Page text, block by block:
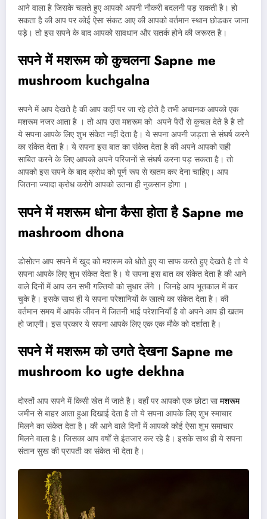
आने वाला है जिसके चलते हुए आपको अपनी नौकरी बदलनी पड़ सकती है। हो
सकता है की आप पर कोई ऐसा संकट आए की आपको वर्तमान स्थान छोडकर जाना
पड़े। तो इस सपने के बाद आपको सावधान और सतर्क होने की जरूरत है।
सपने में मशरूम को कुचलनाSapne me
mushroom kuchgalna
सपने में आप देखते है की आप कहीं पर जा रहे होते है तभी अचानक आपको एक
मशरूम नजर आता है । तो आप उस मशरूम को अपने पैरों से कुचल देते है है तो
ये सपना आपके लिए शुभ संकेत नहीं देता है। ये सपना अपनी जड़ता से संघर्ष करने
का संकेत देता है। ये सपना इस बात का संकेत देता है की अपने आपको सही
साबित करने के लिए आपको अपने परिजनों से संघर्ष करना पड़ सकता है। तो
आपको इस सपने के बाद क्रोध को पूर्ण रूप से खतम कर देना चाहिए। आप
जितना ज्यादा क्रोध करोगे आपको उतना ही नुकसान होगा ।
सपने में मशरूम धोना कैसा होता हैSapne me
mashroom dhona
डोसोत्न आप सपने में खुद को मशरूम को धोते हुए या साफ करते हुए देखते है तो ये
सपना आपके लिए शुभ संकेत देता है। ये सपना इस बात का संकेत देता है की आने
वाले दिनों में आप उन सभी गल्तियों को सुधार लेंगे । जिनहे आप भूतकाल में कर
चुके है। इसके साथ ही ये सपना परेशानियों के खात्मे का संकेत देता है। की
वर्तमान समय में आपके जीवन में जितनी भाई परेशानियाँ है वो अपने आप ही खतम
हो जाएगी। इस प्रकार ये सपना आपके लिए एक एक मौके को दर्शाता है।
सपने में मशरूम को उगते देखनाSapne me
mushroom ko ugte dekhna
दोस्तों आप सपने में किसी खेत में जाते है। वहाँ पर आपको एक छोटा सामशरूम
जमीन से बाहर आता हुआ दिखाई देता है तो ये सपना आपके लिए शुभ स्माचार
मिलने का संकेत देता है। की आने वाले दिनों में आपको कोई ऐसा शुभ समाचार
मिलने वाला है। जिसका आप वर्षों से इंतजार कर रहे है। इसके साथ ही ये सपना
संतान सुख की प्रापती का संकेत भी देता है।